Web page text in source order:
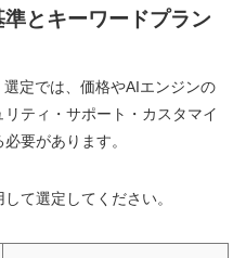
とキーワードプラン
定では、価格やAIエンジンの
ティ・サポート・カスタマイ
要があります。
て選定してください。